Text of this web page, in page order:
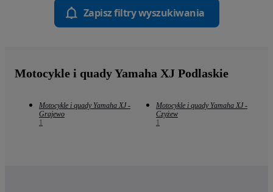
Zapisz filtry wyszukiwania
Motocykle i quady Yamaha XJ Podlaskie
Motocykle i quady Yamaha XJ -
Grajewo
1
Motocykle i quady Yamaha XJ -
Czyżew
1